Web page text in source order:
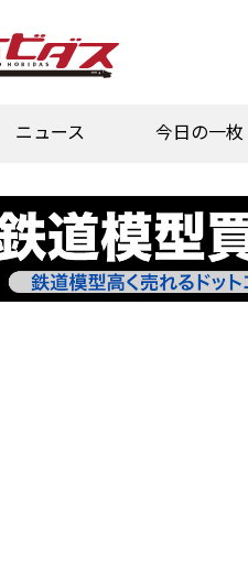
ニュース 今日の一枚